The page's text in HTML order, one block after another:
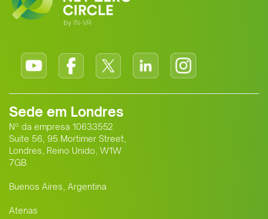
Sede em Londres
Nº da empresa 10633552
Suite 56, 95 Mortimer Street,
Londres, Reino Unido, W1W
7GB
Buenos Aires, Argentina
Atenas